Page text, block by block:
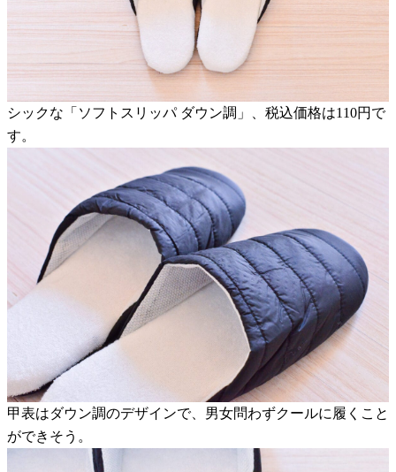
シックな「ソフトスリッパ ダウン調」、税込価格は110円で
す。
甲表はダウン調のデザインで、男女問わずクールに履くこと
ができそう。